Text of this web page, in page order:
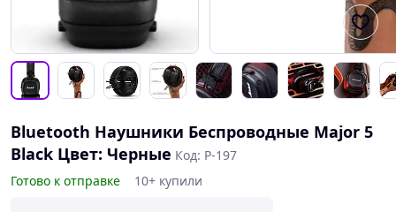
Bluetooth Наушники Беспроводные Major 5
Black Цвет: Черные Код: P-197
Готово к отправке
10+ купили